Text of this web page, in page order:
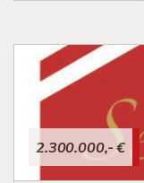
2.300.000,- €